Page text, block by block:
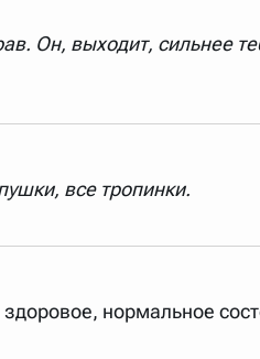
Он, выходит, сильнее
все тропинки.
нормальное